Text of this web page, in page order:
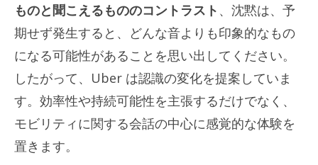
ものと聞こえるもののコントラスト 、沈黙は、予
期せず発生すると、どんな音よりも印象的なもの
になる可能性があることを思い出してください。
したがって、Uber は認識の変化を提案していま
す。効率性や持続可能性を主張するだけでなく、
モビリティに関する会話の中心に感覚的な体験を
置きます。